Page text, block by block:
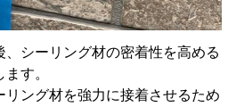
、シーリング材の密着性を高める
す。
ング材を強力に接着させるため